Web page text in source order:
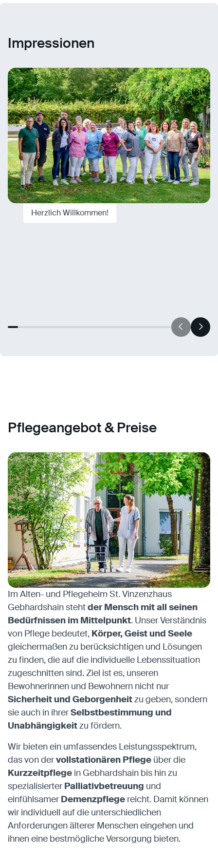
Impressionen
Herzlich Willkommen!
Pflegeangebot & Preise
Im Alten- und Pflegeheim St. Vinzenzhaus
Gebhardshain stehtder Mensch mit all seinen
Bedürfnissen im Mittelpunkt. Unser Verständnis
von Pflege bedeutet, Körper, Geist und Seele
gleichermaßen zu berücksichtigen und Lösungen
zu finden, die auf die individuelle Lebenssituation
zugeschnitten sind. Ziel ist es, unseren
Bewohnerinnen und Bewohnern nicht nur
Sicherheit und Geborgenheitzu geben, sondern
sie auch in ihrerSelbstbestimmung und
Unabhängigkeitzu fördern.
Wir bieten ein umfassendes Leistungsspektrum,
das von dervollstationären Pflege über die
Kurzzeitpflege in Gebhardshain bis hin zu
spezialisierterPalliativbetreuung und
einfühlsamerDemenzpflege reicht. Damit können
wir individuell auf die unterschiedlichen
Anforderungen älterer Menschen eingehen und
ihnen eine bestmögliche Versorgung bieten.